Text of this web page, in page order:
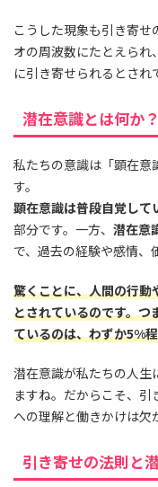
こうした現象も引き寄
オの周波数にたとえら
に引き寄せられるとされ
潜在意識とは何か？
私たちの意識は「顕在意
す。
顕在意識は普段自覚して
部分です。一方、 潜在意
で、過去の経験や感情、
驚くことに、人間の行
とされているのです。つ
ているのは、わずか5%
潜在意識が私たちの人生
ますね。だからこそ、
への理解と働きかけは欠
引き寄せの法則と